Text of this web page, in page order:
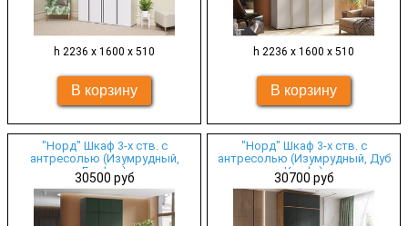
h 2236 х 1600 х 510 h 2236 х 1600 х 510
"Норд" Шкаф 3-х ств. с
антресолью (Изумрудный,
Графит)
30500 руб
"Норд" Шкаф 3-х ств. с
антресолью (Изумрудный, Дуб
Крафт)
30700 руб